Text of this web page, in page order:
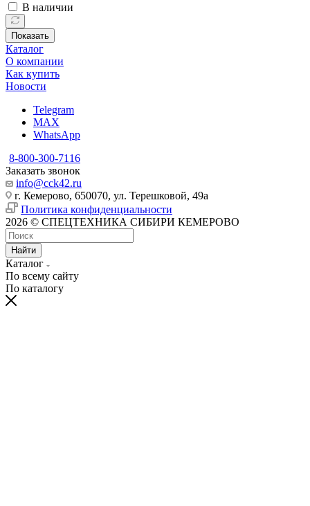
В наличии
Показать
Каталог
О компании
Как купить
Новости
Telegram
MAX
WhatsApp
8-800-300-7116
Заказать звонок
info@cck42.ru
г. Кемерово, 650070, ул. Терешковой, 49а
Политика конфиденциальности
2026 © СПЕЦТЕХНИКА СИБИРИ КЕМЕРОВО
Найти
Каталог
По всему сайту
По каталогу